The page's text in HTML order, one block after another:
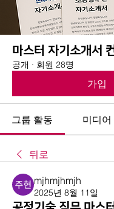
마스터 자기소개서
공개 · 회원 28명
가입
그룹 활동 미디어
뒤로
mjhmjhmjh
2025년 8월 11일